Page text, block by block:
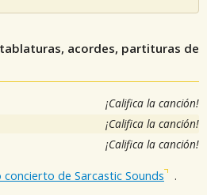
tablaturas, acordes, partituras de
¡Califica la canción!
¡Califica la canción!
¡Califica la canción!
de Sarcastic Sounds .